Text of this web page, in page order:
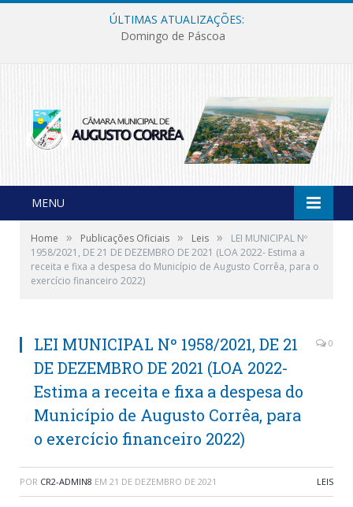
ÚLTIMAS ATUALIZAÇÕES:
Domingo de Páscoa
MENU
Home » Publicações Oficiais » Leis »
LEI MUNICIPAL Nº
1958/2021, DE 21 DE DEZEMBRO DE 2021 (LOA 2022- Estima a
receita e fixa a despesa do Município de Augusto Corrêa, para o
exercício financeiro 2022)
LEI MUNICIPAL Nº 1958/2021, DE 21
DE DEZEMBRO DE 2021 (LOA 2022-
Estima a receita e fixa a despesa do
Município de Augusto Corrêa, para
o exercício financeiro 2022)
0
POR CR2-ADMIN8 EM 21 DE DEZEMBRO DE 2021 LEIS